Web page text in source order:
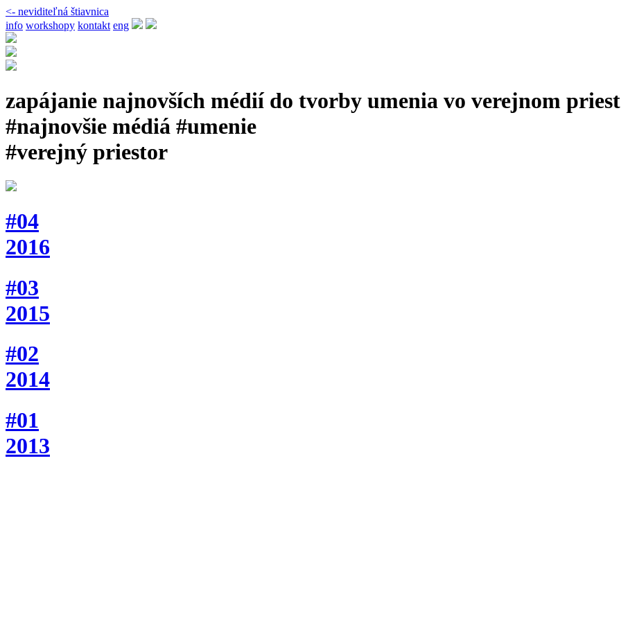
<- neviditeľná štiavnica
info workshopy kontakt eng
zapájanie najnovších médií do tvorby umenia vo verejnom
#najnovšie médiá #umenie
#verejný priestor
#04
2016
#03
2015
#02
2014
#01
2013